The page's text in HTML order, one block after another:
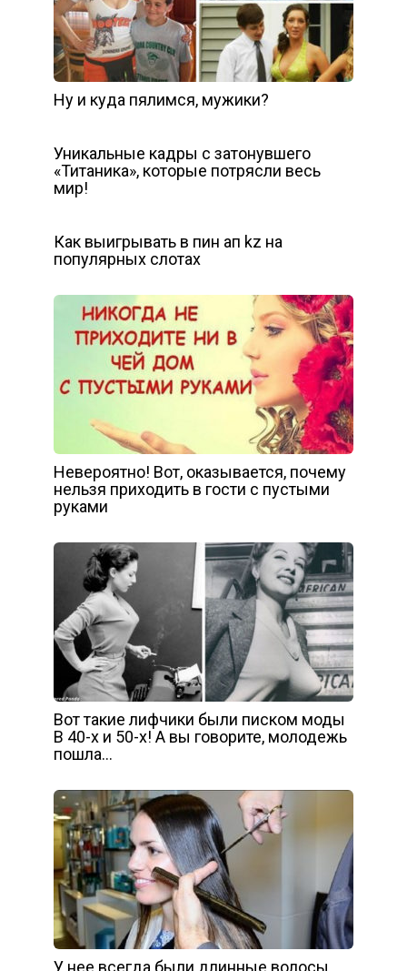
Ну и куда пялимся, мужики?
Уникальные кадры с затонувшего
«Титаника», которые потрясли весь
мир!
Как выигрывать в пин ап kz на
популярных слотах
Невероятно! Вот, оказывается, почему
нельзя приходить в гости с пустыми
руками
Вот такие лифчики были писком моды
В 40-х и 50-х! А вы говорите, молодежь
пошла…